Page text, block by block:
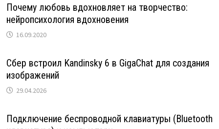
Почему любовь вдохновляет на творчество:
нейропсихология вдохновения
16.09.2020
Сбер встроил Kandinsky 6 в GigaChat для создания
изображений
29.04.2026
Подключение беспроводной клавиатуры (Bluetooth